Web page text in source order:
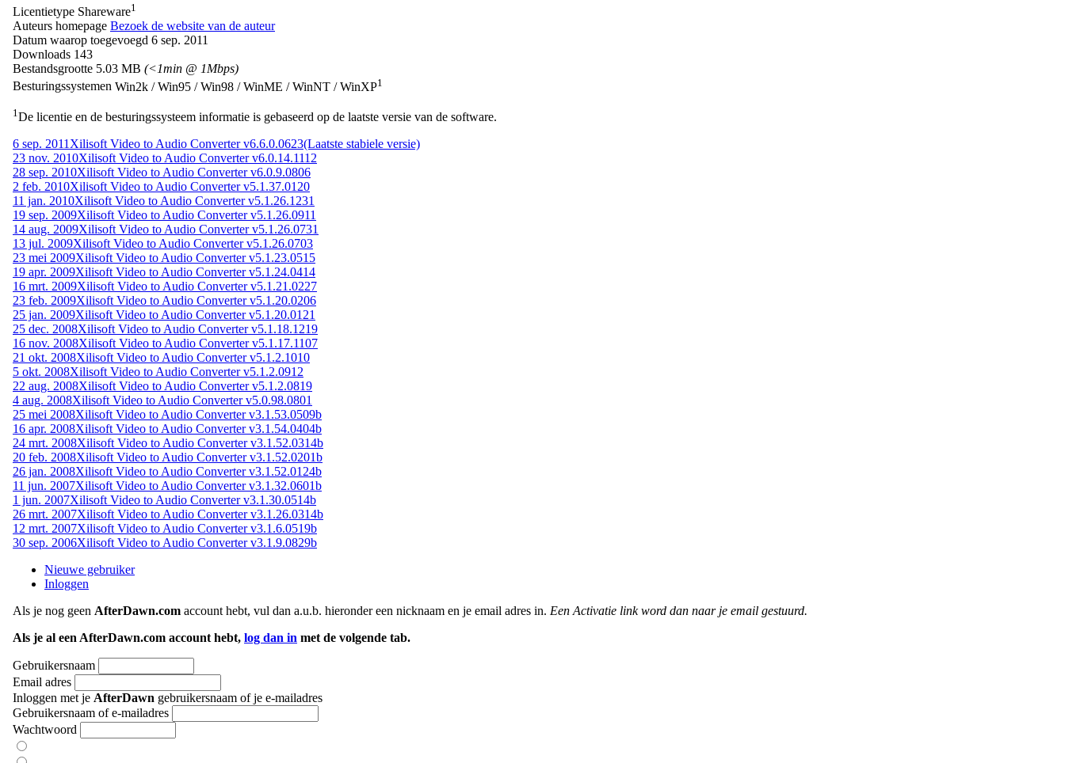
Licentietype Shareware1
Auteurs homepage Bezoek de website van de auteur
Datum waarop toegevoegd 6 sep. 2011
Downloads 143
Bestandsgrootte 5.03 MB (<1min @ 1Mbps)
Besturingssystemen Win2k / Win95 / Win98 / WinME / WinNT / WinXP1
1 De licentie en de besturingssysteem informatie is gebaseerd op de laatste versie van de software.
6 sep. 2011 Xilisoft Video to Audio Converter v6.6.0.0623(Laatste stabiele versie)
23 nov. 2010Xilisoft Video to Audio Converter v6.0.14.1112
28 sep. 2010Xilisoft Video to Audio Converter v6.0.9.0806
2 feb. 2010Xilisoft Video to Audio Converter v5.1.37.0120
11 jan. 2010Xilisoft Video to Audio Converter v5.1.26.1231
19 sep. 2009Xilisoft Video to Audio Converter v5.1.26.0911
14 aug. 2009Xilisoft Video to Audio Converter v5.1.26.0731
13 jul. 2009Xilisoft Video to Audio Converter v5.1.26.0703
23 mei 2009Xilisoft Video to Audio Converter v5.1.23.0515
19 apr. 2009Xilisoft Video to Audio Converter v5.1.24.0414
16 mrt. 2009Xilisoft Video to Audio Converter v5.1.21.0227
23 feb. 2009Xilisoft Video to Audio Converter v5.1.20.0206
25 jan. 2009Xilisoft Video to Audio Converter v5.1.20.0121
25 dec. 2008Xilisoft Video to Audio Converter v5.1.18.1219
16 nov. 2008Xilisoft Video to Audio Converter v5.1.17.1107
21 okt. 2008Xilisoft Video to Audio Converter v5.1.2.1010
5 okt. 2008Xilisoft Video to Audio Converter v5.1.2.0912
22 aug. 2008Xilisoft Video to Audio Converter v5.1.2.0819
4 aug. 2008Xilisoft Video to Audio Converter v5.0.98.0801
25 mei 2008Xilisoft Video to Audio Converter v3.1.53.0509b
16 apr. 2008Xilisoft Video to Audio Converter v3.1.54.0404b
24 mrt. 2008Xilisoft Video to Audio Converter v3.1.52.0314b
20 feb. 2008Xilisoft Video to Audio Converter v3.1.52.0201b
26 jan. 2008Xilisoft Video to Audio Converter v3.1.52.0124b
11 jun. 2007Xilisoft Video to Audio Converter v3.1.32.0601b
1 jun. 2007Xilisoft Video to Audio Converter v3.1.30.0514b
26 mrt. 2007Xilisoft Video to Audio Converter v3.1.26.0314b
12 mrt. 2007Xilisoft Video to Audio Converter v3.1.6.0519b
30 sep. 2006Xilisoft Video to Audio Converter v3.1.9.0829b
Nieuwe gebruiker
Inloggen
Als je nog geen AfterDawn.com account hebt, vul dan a.u.b. hieronder een nicknaam en je email adres in. Een Activatie link word dan naar je email gestuurd.
Als je al een AfterDawn.com account hebt, log dan in met de volgende tab.
Gebruikersnaam
Email adres
Inloggen met je AfterDawn gebruikersnaam of je e-mailadres
Gebruikersnaam of e-mailadres
Wachtwoord